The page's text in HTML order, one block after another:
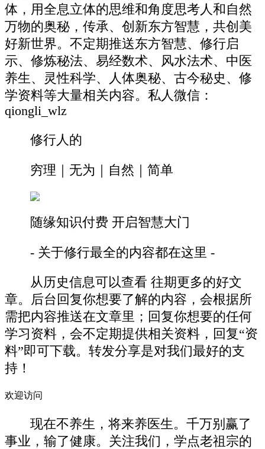
体，用全息立体的思维和角度思考人和自然
万物的奥秘，传承、创新东方智慧，共创美
好新世界。不定期推送东方智慧、修行启
示、修炼秘法、易经数术、风水法术、中医
养生、灵性科学、人体奥秘、古今秘史、修
学资料等大量相关内容。私人微信：
qiongli_wlz
修行人的
穷理｜无为｜自然｜简单
随缘知识付费 开启智慧大门
- 关于修行最全的内容都在这里 -
从历史信息可以查看 往期更多的好文
章。后台回复你想要了解的内容，会根据所
需把内容推送在文章里；回复你想要的任何
学习资料，会不定期提供相关资料，回复“资
料”即可下载。转发分享是对我们最好的支
持！
欢迎访问
现在不养生，将来养医生。千万别赢了
事业，输了健康。关注我们，学点老祖宗的